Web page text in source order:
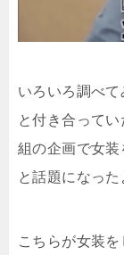
いろいろ調べ
と付き合って
組の企画で女装
と話題になった
こちらが女装を